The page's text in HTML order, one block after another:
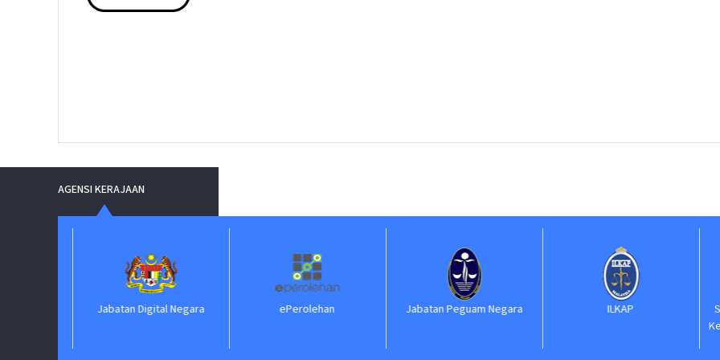
AGENSI KERAJAAN
Jabatan Digital Negara ePerolehan Jabatan Peguam Negara ILKAP